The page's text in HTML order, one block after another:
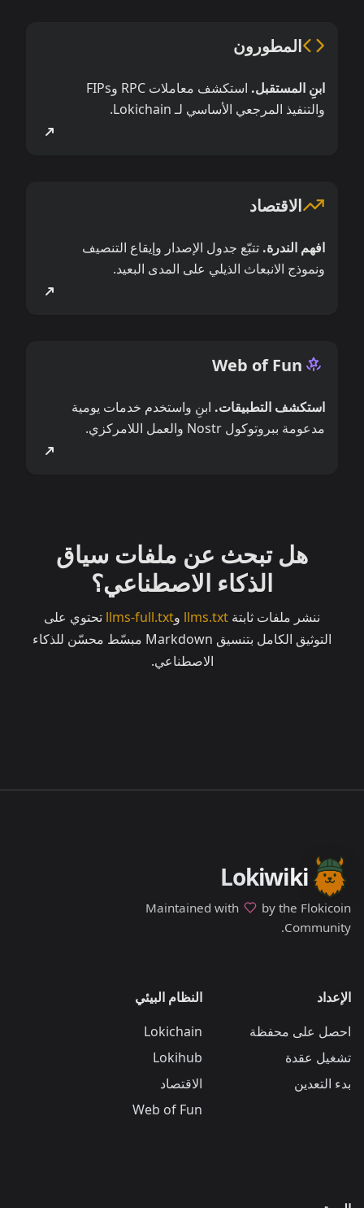
المطورون
ابنِ المستقبل.
استكشف معاملات RPC وFIPs
والتنفيذ المرجعي الأساسي لـ Lokichain.
الاقتصاد
افهم الندرة. تتبّع جدول الإصدار وإيقاع التنصيف
ونموذج الانبعاث الذيلي على المدى البعيد.
Web of Fun
استكشف التطبيقات. ابنِ واستخدم خدمات يومية
مدعومة ببروتوكول Nostr والعمل اللامركزي.
هل تبحث عن ملفات سياق
الذكاء الاصطناعي؟
ننشر ملفات ثابتة llms.txt وllms-full.txt تحتوي على
التوثيق الكامل بتنسيق Markdown مبسّط محسّن للذكاء
الاصطناعي.
Lokiwiki
Maintained with
by the Flokicoin
Community.
الإعداد
احصل على محفظة
تشغيل عقدة
بدء التعدين
النظام البيئي
Lokichain
Lokihub
الاقتصاد
Web of Fun